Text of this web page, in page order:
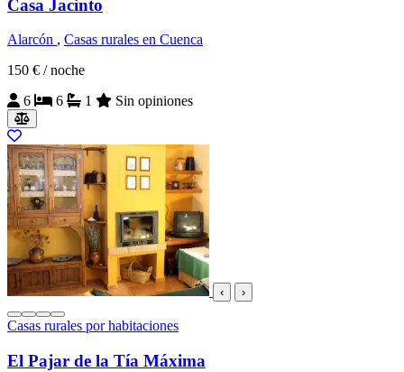
Casa Jacinto
Alarcón , Casas rurales en Cuenca
150 € / noche
6
6 1 Sin opiniones
‹ ›
Casas rurales por habitaciones
El Pajar de la Tía Máxima